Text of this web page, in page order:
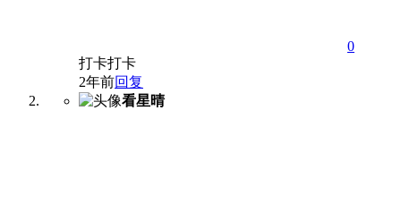
0
打卡打卡
2年前回复
看星晴